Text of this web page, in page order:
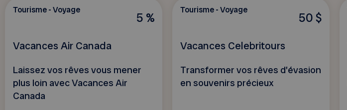
5 %
Tourisme - Voyage
Vacances Air Canada
Laissez vos rêves vous mener
plus loin avec Vacances Air
Canada
50 $
Tourisme - Voyage
Vacances Celebritours
Transformer vos rêves d’évasion
en souvenirs précieux